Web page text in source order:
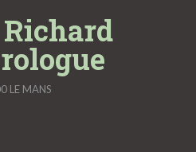
LE MANS